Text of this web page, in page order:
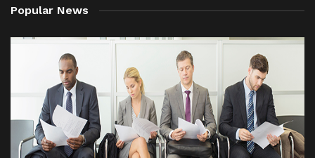
Popular News